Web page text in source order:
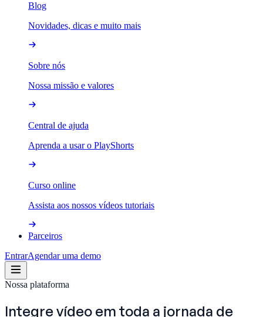
Blog
Novidades, dicas e muito mais
Sobre nós
Nossa missão e valores
Central de ajuda
Aprenda a usar o PlayShorts
Curso online
Assista aos nossos vídeos tutoriais
Parceiros
EntrarAgendar uma demo
Nossa plataforma
Integre vídeo em toda a jornada de